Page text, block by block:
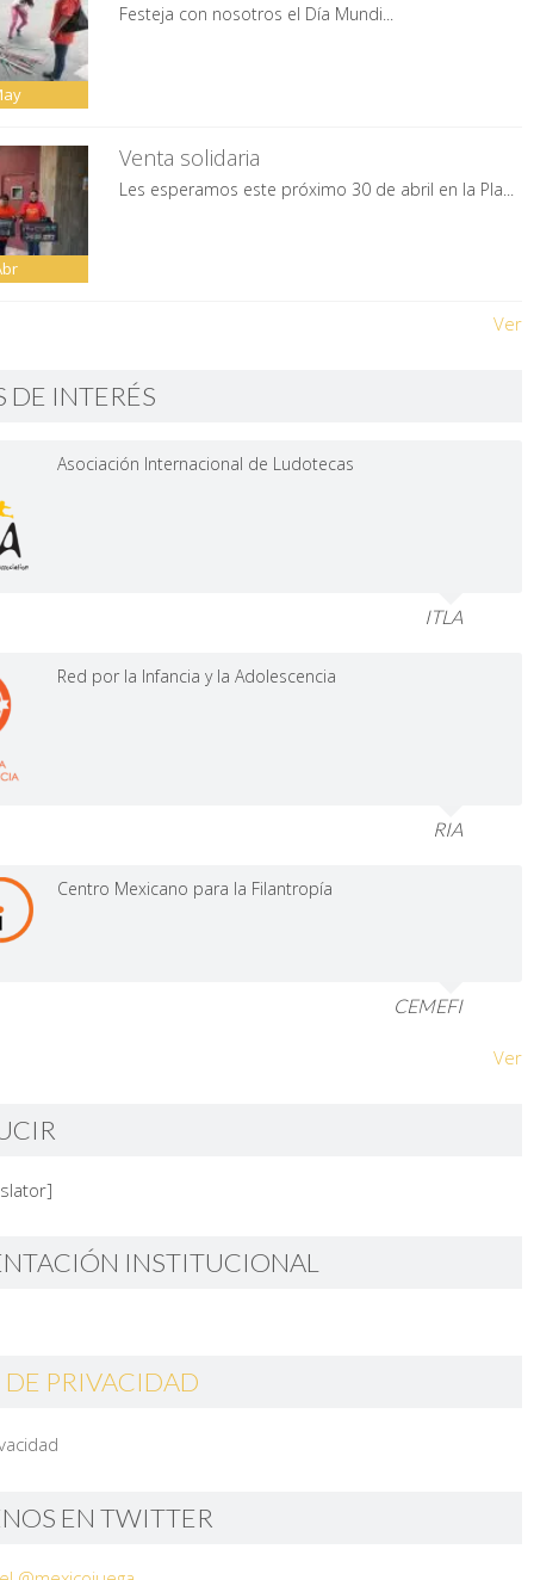
Festeja con nosotros el Día Mundi...
Venta solidaria
Les esperamos este próximo 30 de abril en la Pla...
Ver
DE INTERÉS
Asociación Internacional de Ludotecas
ITLA
Red por la Infancia y la Adolescencia
RIA
Centro Mexicano para la Filantropía
CEMEFI
Ver
INSTITUCIONAL
DE PRIVACIDAD
EN TWITTER